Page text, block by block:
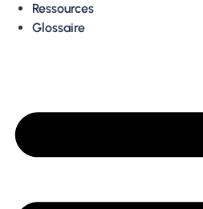
Ressources
Glossaire